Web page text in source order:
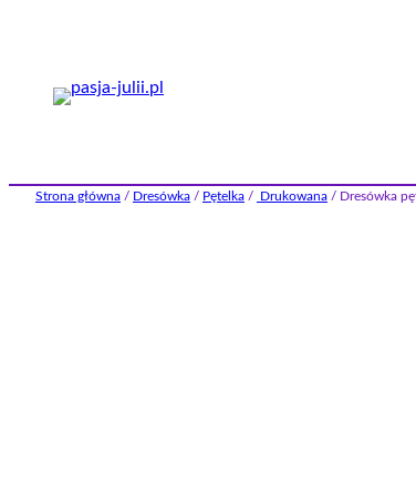
Strona główna / Dresówka / Pętelka / Drukowana / Dresówka